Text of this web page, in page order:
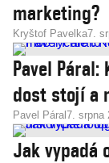
marketing?
Kryštof Pavelka7.
Pavel
dost stojí a
Pavel Páral 7. srpna
Jak vypadá